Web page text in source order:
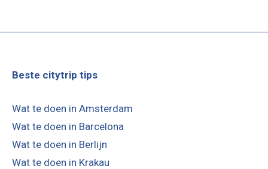
Beste citytrip tips
Wat te doen in Amsterdam
Wat te doen in Barcelona
Wat te doen in Berlijn
Wat te doen in Krakau